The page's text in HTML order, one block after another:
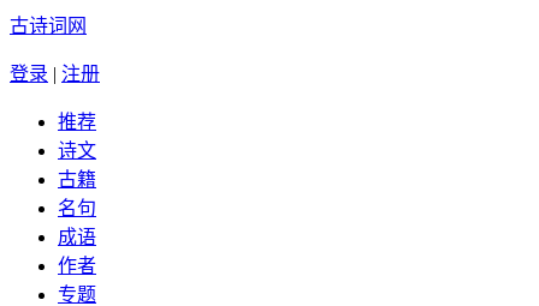
古诗词网
登录 | 注册
推荐
诗文
古籍
名句
成语
作者
专题